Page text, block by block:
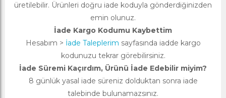
üretilebilir. Ürünleri doğru iade koduyla gönderdiğinizden
emin olunuz.
İade Kargo Kodumu Kaybettim
Hesabım > İade Taleplerim sayfasında iadde kargo
kodunuzu tekrar görebilirsiniz.
İade Süremi Kaçırdım, Ürünü İade Edebilir miyim?
8 günlük yasal iade süreniz dolduktan sonra iade
talebinde bulunamazsınız.